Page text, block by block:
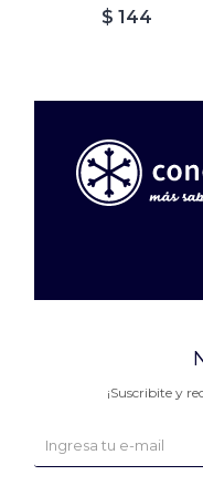
$ 144
¡Suscribite y